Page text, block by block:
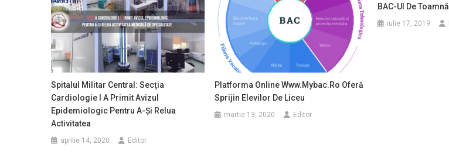
Spitalul Militar Central: Secţia
Cardiologie I A Primit Avizul
Epidemiologic Pentru A-Şi Relua
Activitatea
aprilie 14, 2020 Editor
Platforma Online Www.mybac.ro Oferă
Sprijin Elevilor De Liceu
martie 13, 2020 Editor
BAC-Ul De Toamnă
iulie 17, 2019